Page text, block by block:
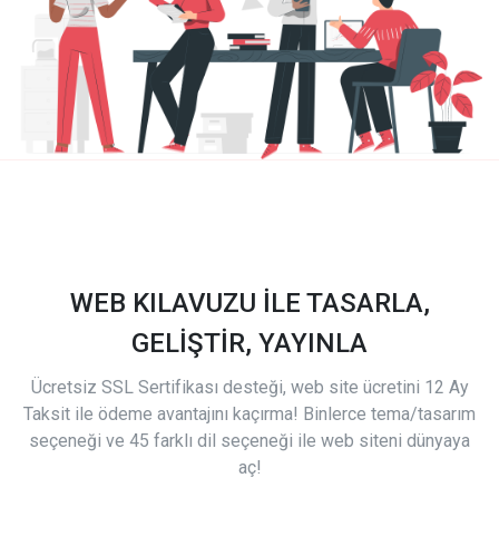
WEB KILAVUZU İLE TASARLA,
GELİŞTİR, YAYINLA
Ücretsiz SSL Sertifikası desteği, web site ücretini 12 Ay
Taksit ile ödeme avantajını kaçırma! Binlerce tema/tasarım
seçeneği ve 45 farklı dil seçeneği ile web siteni dünyaya
aç!